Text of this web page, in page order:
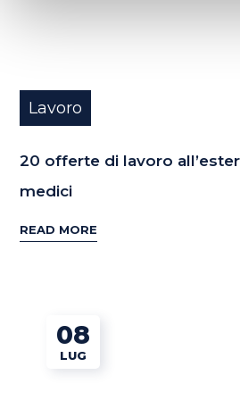
Lavoro
20 offerte di lavoro
medici
READ MORE
08
LUG